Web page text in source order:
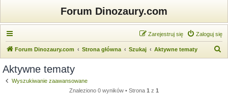
Forum Dinozaury.com
Zaloguj się
Zarejestruj się
Forum Dinozaury.com Strona główna Szukaj Aktywne tematy
Aktywne tematy
Wyszukiwanie zaawansowane
Znaleziono 0 wyników • Strona 1 z 1